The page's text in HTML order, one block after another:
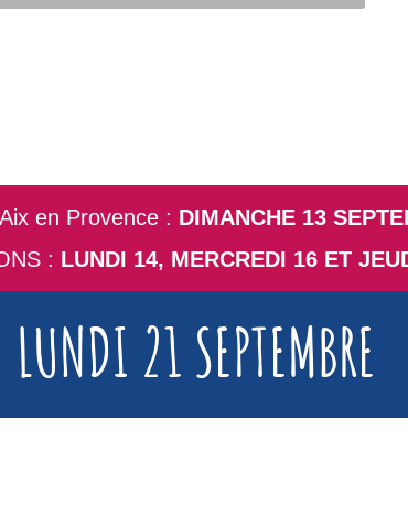
en Provence : DIMANCHE 13
: LUNDI 14, MERCREDI 16 ET
LUNDI 21 SEPTEMBRE